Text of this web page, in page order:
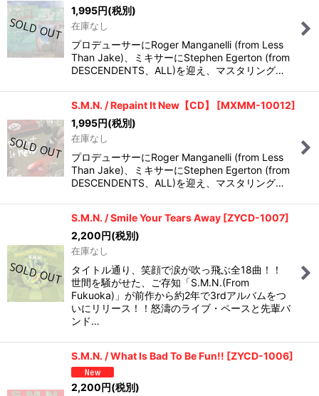
1,995円(税別)
在庫なし
プロデューサーにRoger Manganelli (from Less
Than Jake)、ミキサーにStephen Egerton (from
DESCENDENTS、ALL)を迎え、マスタリング…
S.M.N. / Repaint It New【CD】 [MXMM-10012]
1,995円(税別)
在庫なし
プロデューサーにRoger Manganelli (from Less
Than Jake)、ミキサーにStephen Egerton (from
DESCENDENTS、ALL)を迎え、マスタリング…
S.M.N. / Smile Your Tears Away [ZYCD-1007]
2,200 円(税別)
在庫なし
タイトル通り、笑顔で涙が吹っ飛ぶ全18曲！！
世間を騒がせた、ご存知「S.M.N.(From
Fukuoka)」が前作から約2年で3rdアルバムをつ
いにリリース！！怒濤のライブ・ペースと先輩バ
ンド…
S.M.N. / What Is Bad To Be Fun!! [ZYCD-1006]
2,200円(税別)